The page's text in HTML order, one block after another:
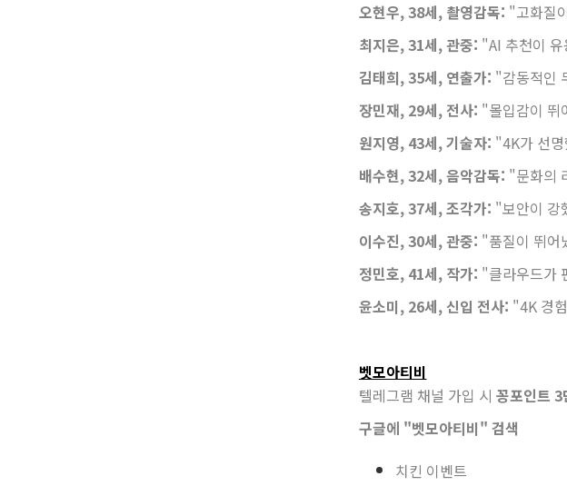
오현우, 38세, 촬영감독: "고화질
최지은, 31세, 관중: "AI 추천이
김태희, 35세, 연출가: "감동적인
장민재, 29세, 전사: "몰입감이 뛰
원지영, 43세, 기술자: "4K가 선
배수현, 32세, 음악감독: "문화의
송지호, 37세, 조각가: "보안이 강
이수진, 30세, 관중: "품질이 뛰어
정민호, 41세, 작가: "클라우드가
윤소미, 26세, 신입 전사: "4K 경
벳모아티비
텔레그램 채널 가입 시 꽁포인트
구글에 "벳모아티비" 검색
치킨 이벤트